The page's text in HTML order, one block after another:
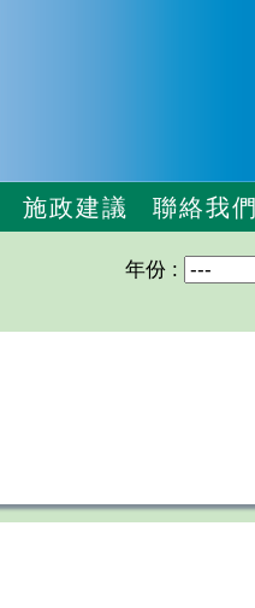
施政建議 聯絡我們
年份 :